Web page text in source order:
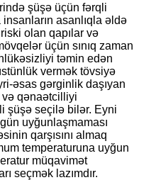
şüşə üçün fərqli
asanlıqla əldə
olan qapılar və
üçün sınıq zaman
təmin edən
vermək tövsiyə
əsas gərginlik daşıyan
qənaətcilliyi
şüşə seçilə bilər. Eyni
uyğunlaşmaması
qarşısını almaq
temperaturuna uyğun
müqavimət
seçmək lazımdır.